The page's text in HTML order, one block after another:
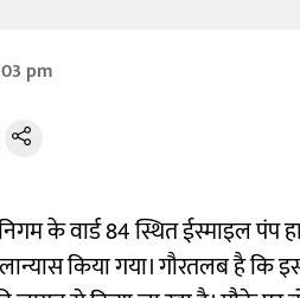
pm
के वार्ड 84 स्थित ईस्माइल पंप
किया गया। गौरतलब है